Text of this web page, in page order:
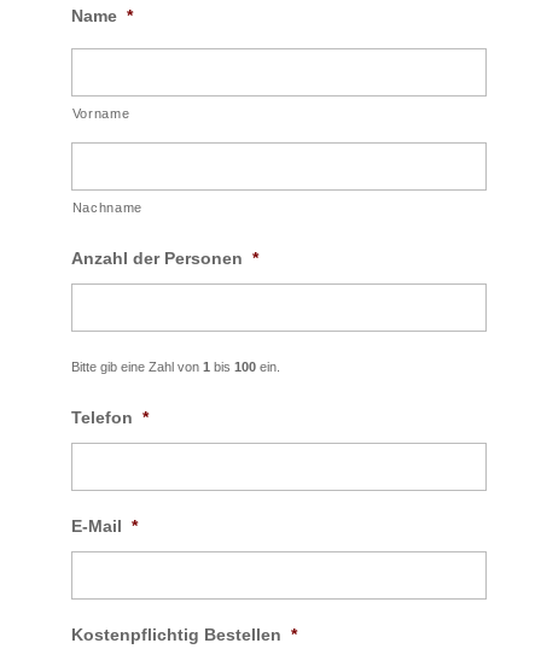
Name *
Vorname
Nachname
Anzahl der Personen *
Bitte gib eine Zahl von 1 bis 100ein.
Telefon *
E-Mail *
Kostenpflichtig Bestellen *